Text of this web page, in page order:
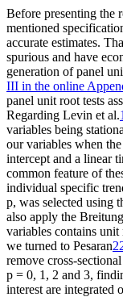
Before presenting the
mentioned
accurate estimates.
spurious and have
generation of panel
III in the online
panel unit root tests
Regarding Levin et al.
variables being
our variables when
intercept and a linear
common feature of
individual specific
p, was selected using
also apply the Breitung
variables contains
we turned to Pesaran
remove cross-
p = 0, 1, 2 and 3,
interest are integrated